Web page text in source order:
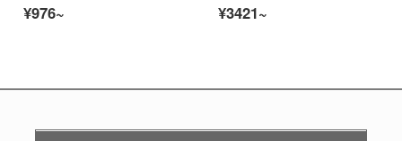
¥976~
¥3421~